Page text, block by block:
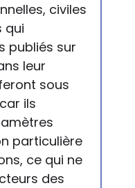
civiles
qui
publiés sur
leur
sous
ils
particulière
ce qui ne
des